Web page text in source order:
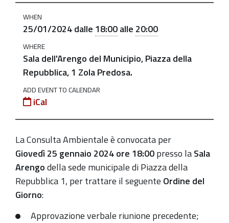
Ambientale:
25
gennaio
2024
ore
18,00
2024-
01-
25T18:00:00+01:00
2024-
01-
25T20:00:00+01:00
Sala
dell'Arengo
WHEN
25/01/2024dalle 18:00alle 20:00
WHERE
Sala dell'Arengo del Municipio, Piazza della
Repubblica, 1 Zola Predosa.
ADD EVENT TO CALENDAR
iCal
La Consulta Ambientale è convocata per
Giovedì 25 gennaio 2024 ore 18:00presso laSala
Arengodella sede municipale di Piazza della
Repubblica 1, per trattare il seguente Ordine del
Giorno:
Approvazione verbale riunione precedente;